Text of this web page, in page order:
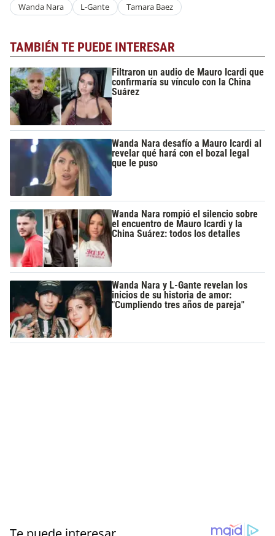
Wanda Nara L-Gante Tamara Baez
TAMBIÉN TE PUEDE INTERESAR
Filtraron un audio de Mauro Icardi que
confirmaría su vínculo con la China
Suárez
Wanda Nara desafío a Mauro Icardi al
revelar qué hará con el bozal legal
que le puso
Wanda Nara rompió el silencio sobre
el encuentro de Mauro Icardi y la
China Suárez: todos los detalles
Wanda Nara y L-Gante revelan los
inicios de su historia de amor:
"Cumpliendo tres años de pareja"